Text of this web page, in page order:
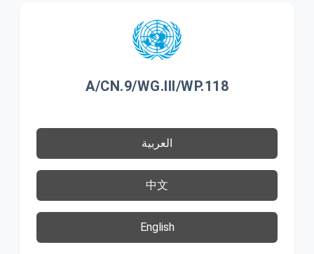
A/CN.9/WG.III/WP.118
العربية
中文
English